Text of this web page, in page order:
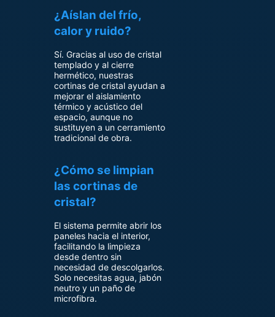
¿Aíslan del frío,
calor y ruido?
Sí. Gracias al uso de cristal
templado y al cierre
hermético, nuestras
cortinas de cristal ayudan a
mejorar el aislamiento
térmico y acústico del
espacio, aunque no
sustituyen a un cerramiento
tradicional de obra.
¿Cómo se limpian
las cortinas de
cristal?
El sistema permite abrir los
paneles hacia el interior,
facilitando la limpieza
desde dentro sin
necesidad de descolgarlos.
Solo necesitas agua, jabón
neutro y un paño de
microfibra.